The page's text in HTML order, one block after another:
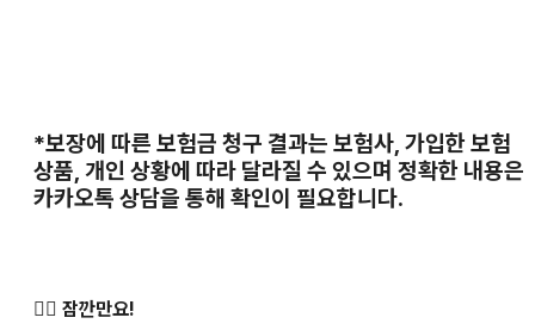
*보장에 따른 보험금 청구 결과는 보험사, 가입한 보험
상품, 개인 상황에 따라 달라질 수 있으며 정확한 내용은
카카오톡 상담을 통해 확인이 필요합니다.
✋🏻 잠깐만요!